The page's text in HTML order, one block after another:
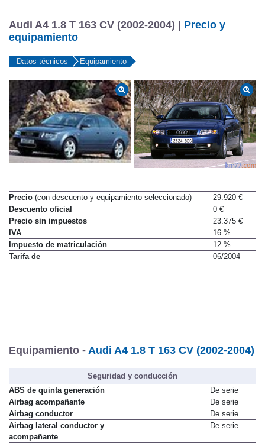
Audi A4 1.8 T 163 CV (2002-2004) | Precio y
equipamiento
Datos técnicos Equipamiento
Precio (con descuento y equipamiento seleccionado)
29.920 €
Descuento oficial
0 €
Precio sin impuestos
23.375 €
IVA
16 %
Impuesto de matriculación
12 %
Tarifa de
06/2004
Equipamiento - Audi A4 1.8 T 163 CV (2002-2004)
Seguridad y conducción
ABS de quinta generación
De serie
Airbag acompañante
De serie
Airbag conductor
De serie
Airbag lateral conductor y
acompañante
De serie